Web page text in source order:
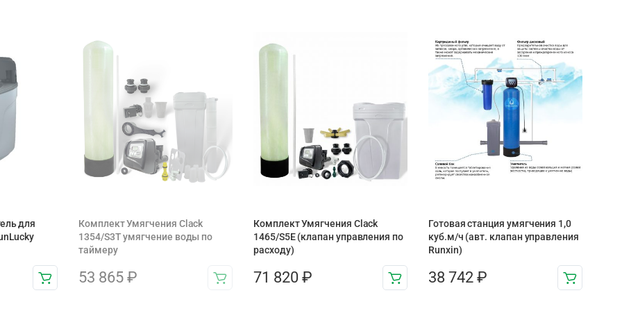
для
Комплект Умягчения Clack
1354/S3T умягчение воды по
таймеру
53 865 ₽
Комплект Умягчения Clack
1465/S5E (клапан управления по
расходу)
71 820 ₽
Готовая станция умягчения 1,0
куб.м/ч (авт. клапан управления
Runxin)
38 742 ₽